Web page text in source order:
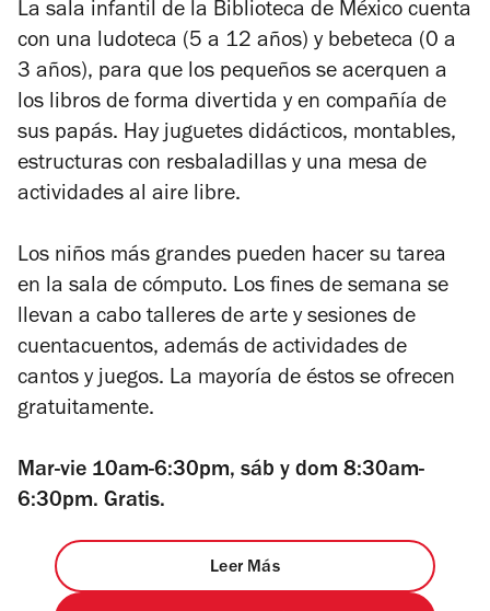
La sala infantil de la Biblioteca de México cuenta
con una ludoteca (5 a 12 años) y bebeteca (0 a
3 años), para que los pequeños se acerquen a
los libros de forma divertida y en compañía de
sus papás. Hay juguetes didácticos, montables,
estructuras con resbaladillas y una mesa de
actividades al aire libre.
Los niños más grandes pueden hacer su tarea
en la sala de cómputo. Los fines de semana se
llevan a cabo talleres de arte y sesiones de
cuentacuentos, además de actividades de
cantos y juegos. La mayoría de éstos se ofrecen
gratuitamente.
Mar-vie 10am-6:30pm, sáb y dom 8:30am-
6:30pm. Gratis.
Leer Más